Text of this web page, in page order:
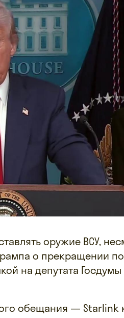
оружие ВСУ,
о прекращении
на депутата
обещания — Starlink